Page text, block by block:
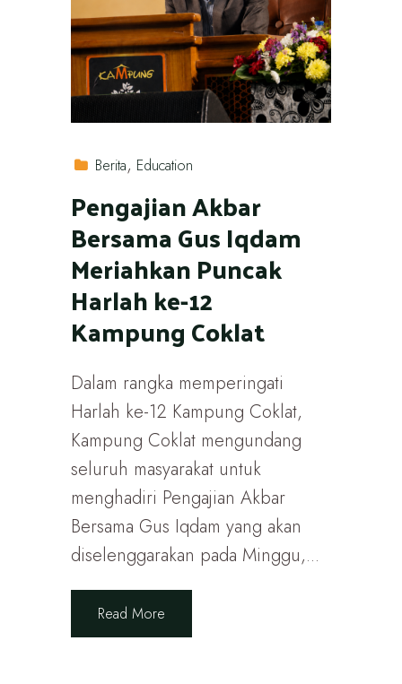
Berita Education
Pengajian Akbar
Bersama Gus Iqdam
Meriahkan Puncak
Harlah ke-12
Kampung Coklat
Dalam rangka memperingati
Harlah ke-12 Kampung Coklat,
Kampung Coklat mengundang
seluruh masyarakat untuk
menghadiri Pengajian Akbar
Bersama Gus Iqdam yang akan
diselenggarakan pada Minggu,...
Read More